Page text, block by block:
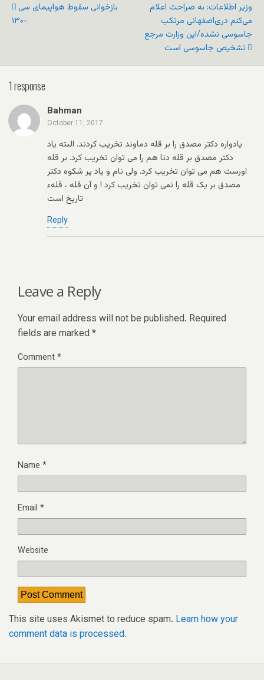
بازخوانی سقوط هواپیمای سی
-۱۳۰
وزیر اطلاعات: به صراحت اعلام
می‌کنم دری‌اصفهانی مرتکب
جاسوسی نشده/این وزارت مرجع
تشخیص جاسوسی است
1 response
Bahman
October 11, 2017
یادواره دکتر مصدق را بر قله دماوند تخریب کردند. البته یاد
دکتر مصدق بر قله دنا هم را می توان تخریب کرد. بر قله
اورست هم می توان تخریب کرد. ولی نام و یاد پر شکوه دکتر
مصدق بر یک قله را نمی توان تخریب کرد ! و آن قله ، قلهء
تاریخ است
Reply
Leave a Reply
Your email address will not be published. Required
fields are marked *
Comment*
Name *
Email *
Website
This site uses Akismet to reduce spam. Learn how your
comment data is processed.